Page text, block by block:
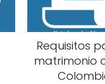
Requisitos
matrimonio